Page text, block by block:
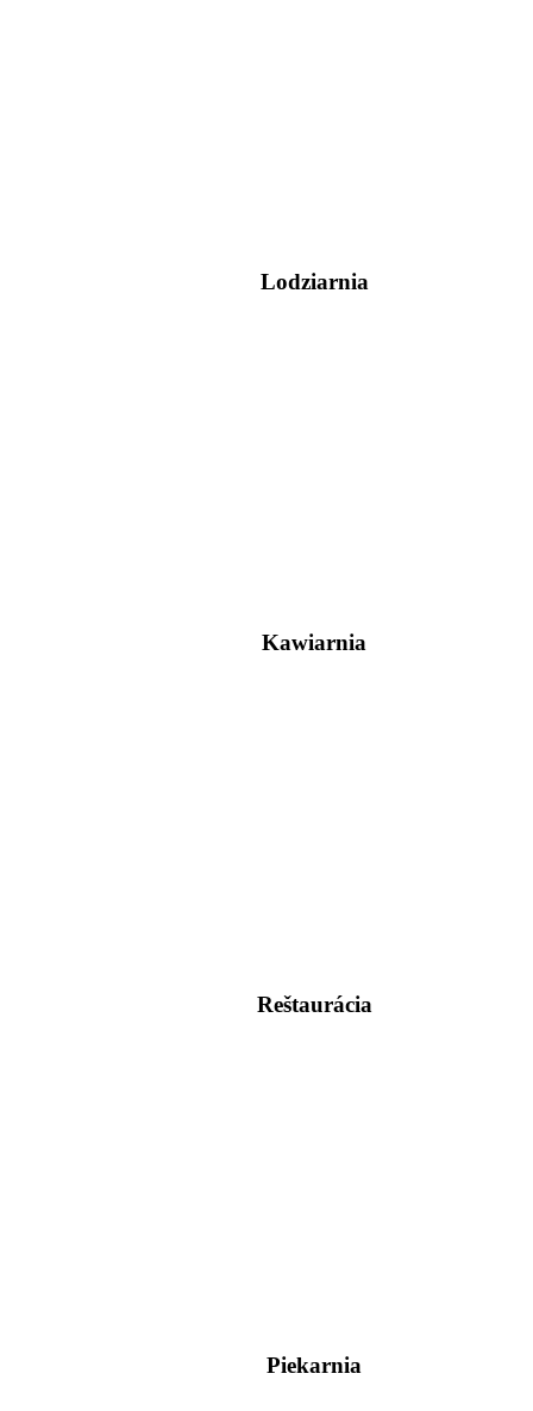
Lodziarnia
Kawiarnia
Reštaurácia
Piekarnia